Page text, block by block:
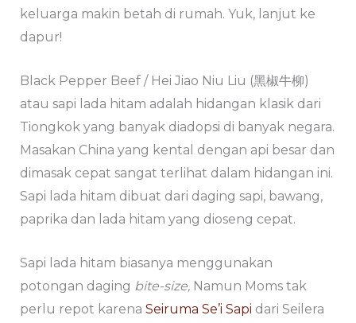
keluarga makin betah di rumah. Yuk, lanjut ke
dapur!
Black Pepper Beef / Hei Jiao Niu Liu (黑椒牛柳)
atau sapi lada hitam adalah hidangan klasik dari
Tiongkok yang banyak diadopsi di banyak negara.
Masakan China yang kental dengan api besar dan
dimasak cepat sangat terlihat dalam hidangan ini.
Sapi lada hitam dibuat dari daging sapi, bawang,
paprika dan lada hitam yang dioseng cepat.
Sapi lada hitam biasanya menggunakan
potongan daging bite-size, Namun Moms tak
perlu repot karena Seiruma Se’i Sapi dari Seilera